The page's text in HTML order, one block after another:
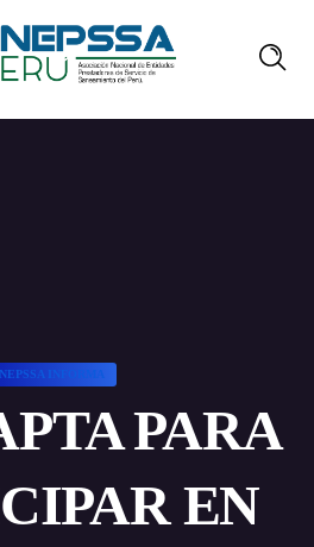
INFORMA
PARA
EN